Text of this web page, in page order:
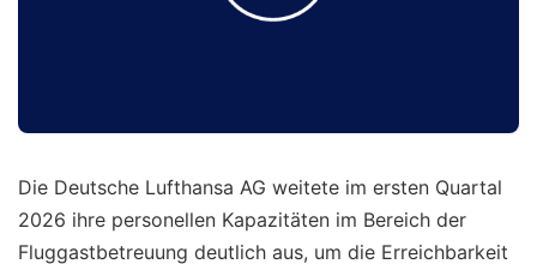
Die Deutsche Lufthansa AG weitete im ersten Quartal
2026 ihre personellen Kapazitäten im Bereich der
Fluggastbetreuung deutlich aus, um die Erreichbarkeit